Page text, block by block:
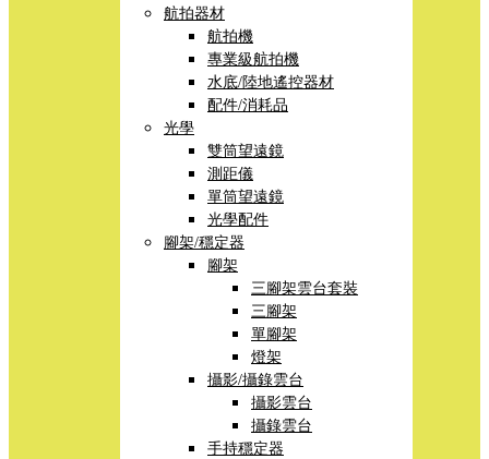
航拍器材
航拍機
專業級航拍機
水底/陸地遙控器材
配件/消耗品
光學
雙筒望遠鏡
測距儀
單筒望遠鏡
光學配件
腳架/穩定器
腳架
三腳架雲台套裝
三腳架
單腳架
燈架
攝影/攝錄雲台
攝影雲台
攝錄雲台
手持穩定器